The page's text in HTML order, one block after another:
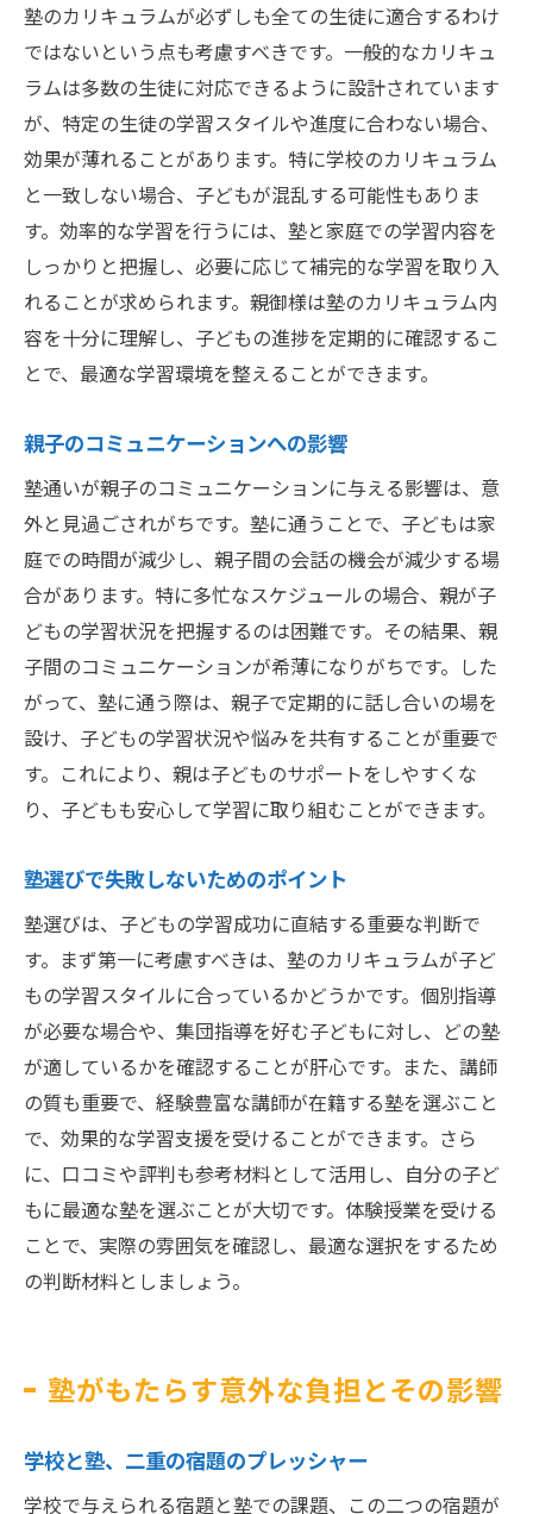
両親の視点から見る学習環境の選び方
子供の意見を尊重することの重要性
試したい学習方法を一度体験してみる
学費と効果のバランスを考える
長期的な視点で見守る教育方針
目的に応じた柔軟な選択の仕方
塾が子供の成長に与える影響を再考
学びの楽しさを感じる瞬間を大切に
塾と学校での学びの違い
個別指導と集団指導の影響
親子間の信頼を育む教育の在り方
子供の成長を見守る親のサポート
塾のカリキュラムが必ずしも全ての生徒に適合するわけ
ではないという点も考慮すべきです。一般的なカリキュ
ラムは多数の生徒に対応できるように設計されています
が、特定の生徒の学習スタイルや進度に合わない場合、
効果が薄れることがあります。特に学校のカリキュラム
と一致しない場合、子どもが混乱する可能性もありま
す。効率的な学習を行うには、塾と家庭での学習内容を
しっかりと把握し、必要に応じて補完的な学習を取り入
れることが求められます。親御様は塾のカリキュラム内
容を十分に理解し、子どもの進捗を定期的に確認するこ
とで、最適な学習環境を整えることができます。
親子のコミュニケーションへの影響
塾通いが親子のコミュニケーションに与える影響は、意
外と見過ごされがちです。塾に通うことで、子どもは家
庭での時間が減少し、親子間の会話の機会が減少する場
合があります。特に多忙なスケジュールの場合、親が子
どもの学習状況を把握するのは困難です。その結果、親
子間のコミュニケーションが希薄になりがちです。した
がって、塾に通う際は、親子で定期的に話し合いの場を
設け、子どもの学習状況や悩みを共有することが重要で
す。これにより、親は子どものサポートをしやすくな
り、子どもも安心して学習に取り組むことができます。
塾選びで失敗しないためのポイント
塾選びは、子どもの学習成功に直結する重要な判断で
す。まず第一に考慮すべきは、塾のカリキュラムが子ど
もの学習スタイルに合っているかどうかです。個別指導
が必要な場合や、集団指導を好む子どもに対し、どの塾
が適しているかを確認することが肝心です。また、講師
の質も重要で、経験豊富な講師が在籍する塾を選ぶこと
で、効果的な学習支援を受けることができます。さら
に、口コミや評判も参考材料として活用し、自分の子ど
もに最適な塾を選ぶことが大切です。体験授業を受ける
ことで、実際の雰囲気を確認し、最適な選択をするため
の判断材料としましょう。
塾がもたらす意外な負担とその影響
学校と塾、二重の宿題のプレッシャー
学校で与えられる宿題と塾での課題、この二つの宿題が